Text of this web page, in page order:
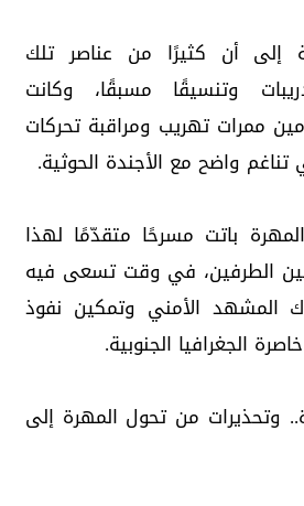
إلى أن كثيرًا من عناصر تلك
وتنسيقًا مسبقًا، وكانت
ممرات تهريب ومراقبة تحركات
واضح مع الأجندة الحوثية.
باتت مسرحًا متقدّمًا لهذا
بين الطرفين، في وقت تسعى فيه
المشهد الأمني وتمكين نفوذ
الجغرافيا الجنوبية.
وتحذيرات من تحول المهرة إلى